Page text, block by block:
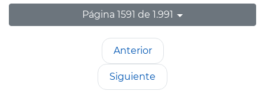
Página 1591 de 1.991
Anterior
Siguiente